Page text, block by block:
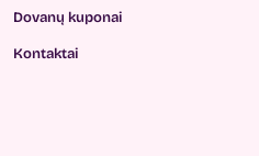
Dovanų kuponai
Kontaktai